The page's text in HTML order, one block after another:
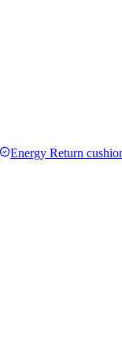
Energy Return